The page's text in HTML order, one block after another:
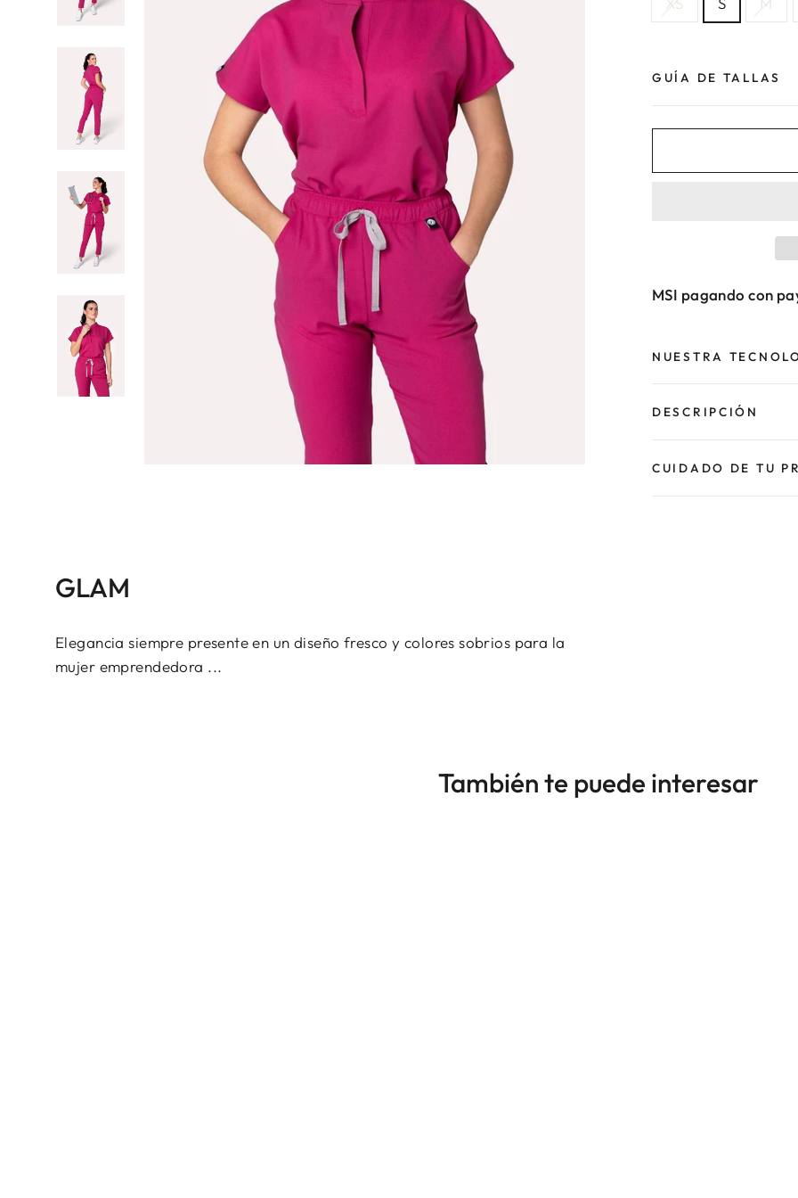
GUÍA DE TALLAS
MSI pagando con
NUESTRA
DESCRIPCIÓN
CUIDADO DE TU
GLAM
Elegancia siempre presente en un diseño fresco y colores sobrios para la
mujer emprendedora ...
También te puede interesar